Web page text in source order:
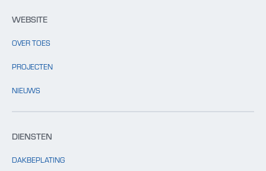
WEBSITE
OVER TOES
PROJECTEN
NIEUWS
DIENSTEN
DAKBEPLATING